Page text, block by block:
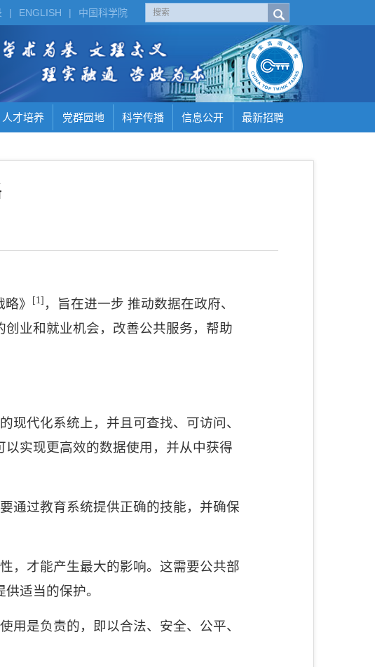
中国科学院
|
ENGLISH
|
人才培养 党群园地 科学传播 信息公开 最新招聘
》 [1] ，旨在进一步 推动数据在政府、
业和就业机会，改善公共服务，帮助
现代化系统上，并且可查找、可访问、
实现更高效的数据使用，并从中获得
通过教育系统提供正确的技能，并确保
，才能产生最大的影响。这需要公共部
适当的保护。
用是负责的，即以合法、安全、公平、